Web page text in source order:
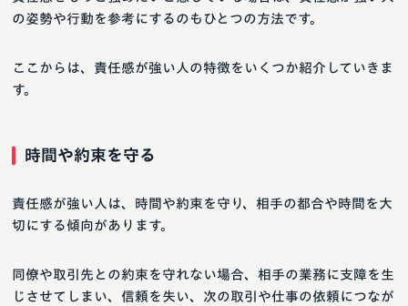
の姿勢や行動を参考にするのもひとつの方法です。
ここからは、責任感が強い人の特徴をいくつか紹介していきま
す。
時間や約束を守る
責任感が強い人は、時間や約束を守り、相手の都合や時間を大
切にする傾向があります。
同僚や取引先との約束を守れない場合、相手の業務に支障を生
じさせてしまい、信頼を失い、次の取引や仕事の依頼につなが